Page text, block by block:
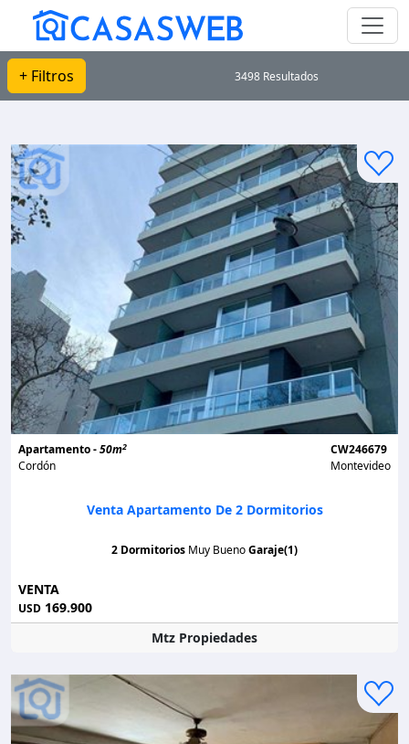
+ Filtros 3498 Resultados
Apartamento -50m2
Cordón
CW246679
Montevideo
Venta Apartamento De 2 Dormitorios
2 Dormitorios Muy BuenoGaraje(1)
VENTA
USD 169.900
Mtz Propiedades